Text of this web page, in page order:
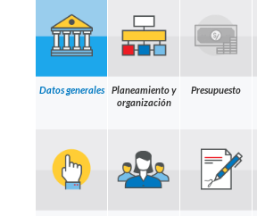
Datos generales
Planeamiento y
organización
Presupuesto